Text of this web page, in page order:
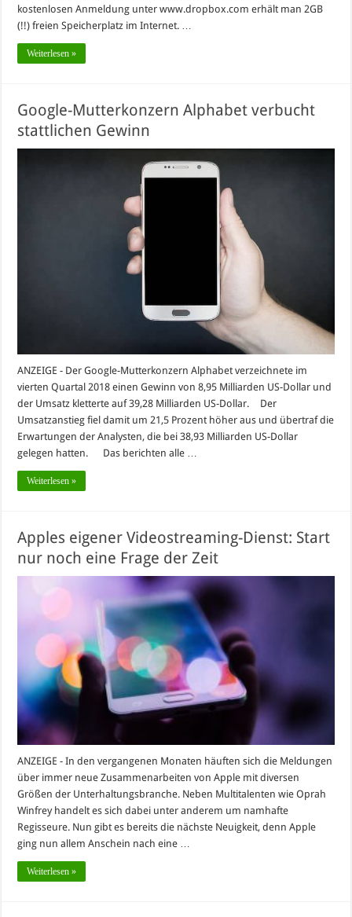
kostenlosen Anmeldung unter www.dropbox.com erhält man 2GB
(!!) freien Speicherplatz im Internet. …
Weiterlesen »
Google-Mutterkonzern Alphabet verbucht
stattlichen Gewinn
ANZEIGE - Der Google-Mutterkonzern Alphabet verzeichnete im
vierten Quartal 2018 einen Gewinn von 8,95 Milliarden US-Dollar und
der Umsatz kletterte auf 39,28 Milliarden US-Dollar. Der
Umsatzanstieg fiel damit um 21,5 Prozent höher aus und übertraf die
Erwartungen der Analysten, die bei 38,93 Milliarden US-Dollar
gelegen hatten. Das berichten alle …
Weiterlesen »
Apples eigener Videostreaming-Dienst: Start
nur noch eine Frage der Zeit
ANZEIGE - In den vergangenen Monaten häuften sich die Meldungen
über immer neue Zusammenarbeiten von Apple mit diversen
Größen der Unterhaltungsbranche. Neben Multitalenten wie Oprah
Winfrey handelt es sich dabei unter anderem um namhafte
Regisseure. Nun gibt es bereits die nächste Neuigkeit, denn Apple
ging nun allem Anschein nach eine …
Weiterlesen »